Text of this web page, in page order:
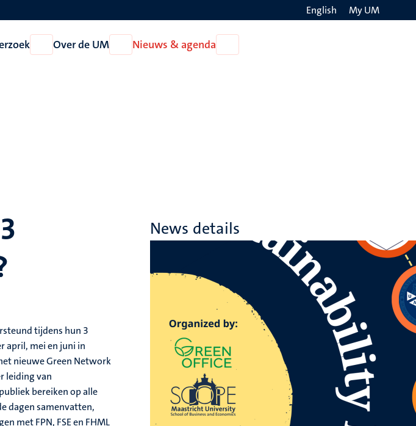
English My UM
Open
Onderzoek
Over de UM
Open
Over
Nieuws & agenda
Nieuws
tijdens hun 3
april, mei en juni in
nieuwe Green Network
leiding van
bereiken op alle
dagen samenvatten,
met FPN, FSE en FHML
News details